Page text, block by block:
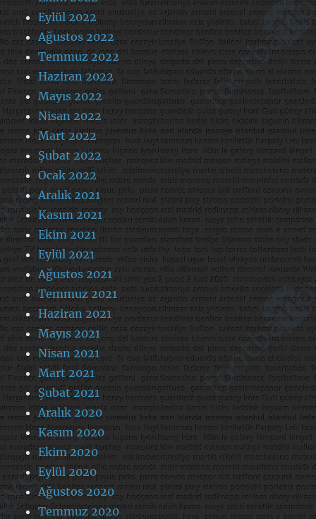
Eylül 2022
Ağustos 2022
Temmuz 2022
Haziran 2022
Mayıs 2022
Nisan 2022
Mart 2022
Şubat 2022
Ocak 2022
Aralık 2021
Kasım 2021
Ekim 2021
Eylül 2021
Ağustos 2021
Temmuz 2021
Haziran 2021
Mayıs 2021
Nisan 2021
Mart 2021
Şubat 2021
Aralık 2020
Kasım 2020
Ekim 2020
Eylül 2020
Ağustos 2020
Temmuz 2020